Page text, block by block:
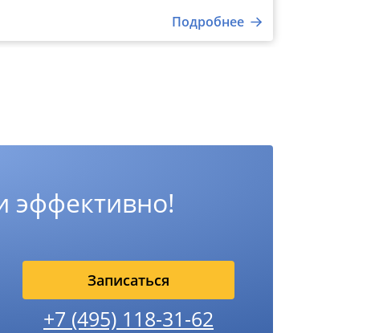
Подробнее
эффективно!
Записаться
+7 (495) 118-31-62